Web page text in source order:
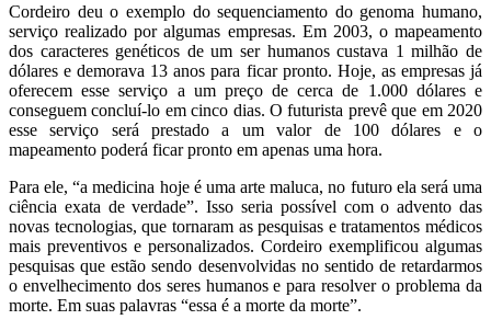
Cordeiro deu o exemplo do sequenciamento do genoma humano,
serviço realizado por algumas empresas. Em 2003, o mapeamento
dos caracteres genéticos de um ser humanos custava 1 milhão de
dólares e demorava 13 anos para ficar pronto. Hoje, as empresas já
oferecem esse serviço a um preço de cerca de 1.000 dólares e
conseguem concluí-lo em cinco dias. O futurista prevê que em 2020
esse serviço será prestado a um valor de 100 dólares e o
mapeamento poderá ficar pronto em apenas uma hora.
Para ele, “a medicina hoje é uma arte maluca, no futuro ela será uma
ciência exata de verdade”. Isso seria possível com o advento das
novas tecnologias, que tornaram as pesquisas e tratamentos médicos
mais preventivos e personalizados. Cordeiro exemplificou algumas
pesquisas que estão sendo desenvolvidas no sentido de retardarmos
o envelhecimento dos seres humanos e para resolver o problema da
morte. Em suas palavras “essa é a morte da morte”.